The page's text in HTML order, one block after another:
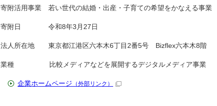
寄附活用事業 若い世代の結婚・出産・子育ての希望をかなえる事業
寄附日 令和8年3月27日
法人所在地 東京都江港区六本木6丁目2番5号 Bizflex六本木8階
業種 比較メディアなどを展開するデジタルメディア事業
企業ホームページ （外部リンク）